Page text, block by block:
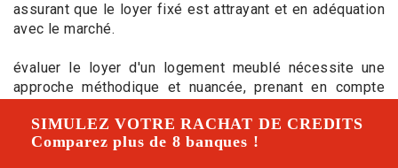
assurant que le loyer fixé est attrayant et en adéquation
avec le marché.
évaluer le loyer d'un logement meublé nécessite une
approche méthodique et nuancée, prenant en compte
caractéristiques spécifiques du logement. En respectant
ces considérations, vous serez à même de proposer un
SIMULEZ VOTRE RACHAT DE CREDITS
Comparez plus de 8 banques !